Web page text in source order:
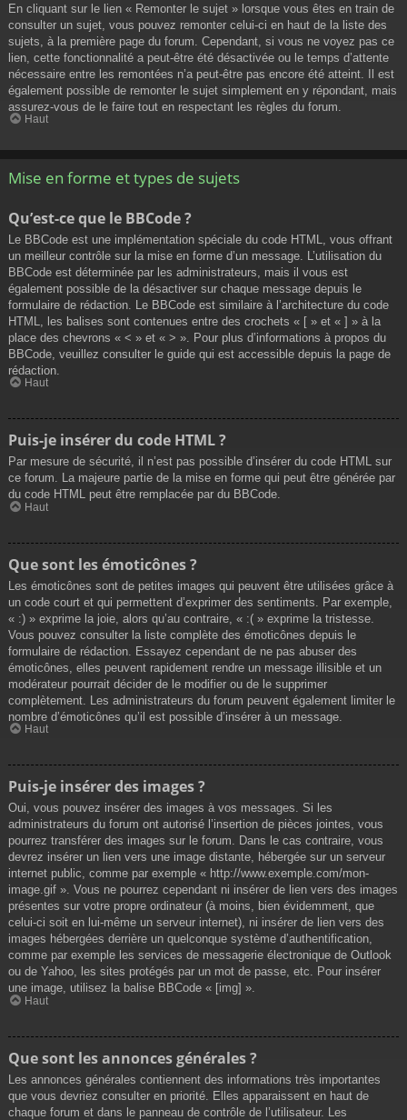
En cliquant sur le lien « Remonter le sujet » lorsque vous êtes en train de
consulter un sujet, vous pouvez remonter celui-ci en haut de la liste des
sujets, à la première page du forum. Cependant, si vous ne voyez pas ce
lien, cette fonctionnalité a peut-être été désactivée ou le temps d’attente
nécessaire entre les remontées n’a peut-être pas encore été atteint. Il est
également possible de remonter le sujet simplement en y répondant, mais
assurez-vous de le faire tout en respectant les règles du forum.
Haut
Mise en forme et types de sujets
Qu’est-ce que le BBCode ?
Le BBCode est une implémentation spéciale du code HTML, vous offrant
un meilleur contrôle sur la mise en forme d’un message. L’utilisation du
BBCode est déterminée par les administrateurs, mais il vous est
également possible de la désactiver sur chaque message depuis le
formulaire de rédaction. Le BBCode est similaire à l’architecture du code
HTML, les balises sont contenues entre des crochets « [ » et « ] » à la
place des chevrons « < » et « > ». Pour plus d’informations à propos du
BBCode, veuillez consulter le guide qui est accessible depuis la page de
rédaction.
Haut
Puis-je insérer du code HTML ?
Par mesure de sécurité, il n’est pas possible d’insérer du code HTML sur
ce forum. La majeure partie de la mise en forme qui peut être générée par
du code HTML peut être remplacée par du BBCode.
Haut
Que sont les émoticônes ?
Les émoticônes sont de petites images qui peuvent être utilisées grâce à
un code court et qui permettent d’exprimer des sentiments. Par exemple,
« :) » exprime la joie, alors qu’au contraire, « :( » exprime la tristesse.
Vous pouvez consulter la liste complète des émoticônes depuis le
formulaire de rédaction. Essayez cependant de ne pas abuser des
émoticônes, elles peuvent rapidement rendre un message illisible et un
modérateur pourrait décider de le modifier ou de le supprimer
complètement. Les administrateurs du forum peuvent également limiter le
nombre d’émoticônes qu’il est possible d’insérer à un message.
Haut
Puis-je insérer des images ?
Oui, vous pouvez insérer des images à vos messages. Si les
administrateurs du forum ont autorisé l’insertion de pièces jointes, vous
pourrez transférer des images sur le forum. Dans le cas contraire, vous
devrez insérer un lien vers une image distante, hébergée sur un serveur
internet public, comme par exemple « http://www.exemple.com/mon-
image.gif ». Vous ne pourrez cependant ni insérer de lien vers des images
présentes sur votre propre ordinateur (à moins, bien évidemment, que
celui-ci soit en lui-même un serveur internet), ni insérer de lien vers des
images hébergées derrière un quelconque système d’authentification,
comme par exemple les services de messagerie électronique de Outlook
ou de Yahoo, les sites protégés par un mot de passe, etc. Pour insérer
une image, utilisez la balise BBCode « [img] ».
Haut
Que sont les annonces générales ?
Les annonces générales contiennent des informations très importantes
que vous devriez consulter en priorité. Elles apparaissent en haut de
chaque forum et dans le panneau de contrôle de l’utilisateur. Les